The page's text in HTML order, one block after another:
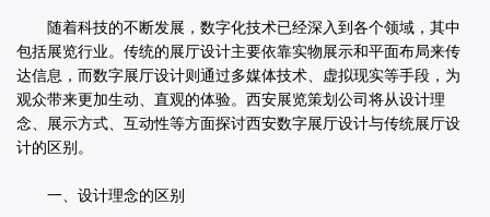
随着科技的不断发展，数字化技术已经深入到各个领域，其中
包括展览行业。传统的展厅设计主要依靠实物展示和平面布局来传
达信息，而数字展厅设计则通过多媒体技术、虚拟现实等手段，为
观众带来更加生动、直观的体验。西安展览策划公司将从设计理
念、展示方式、互动性等方面探讨西安数字展厅设计与传统展厅设
计的区别。
一、设计理念的区别